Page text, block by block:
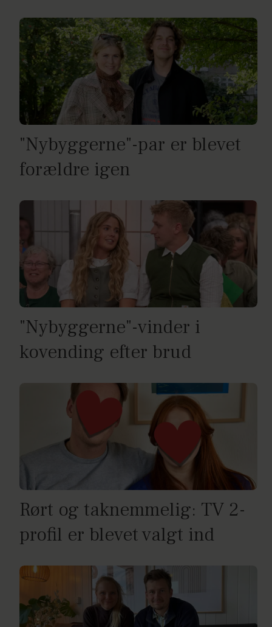
"Nybyggerne"-par er blevet
forældre igen
"Nybyggerne"-vinder i
kovending efter brud
Rørt og taknemmelig: TV 2-
profil er blevet valgt ind